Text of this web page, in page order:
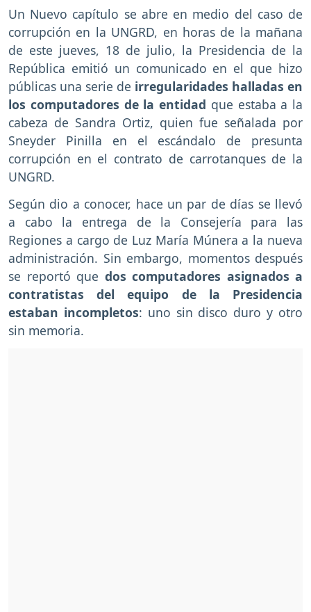
Un Nuevo capítulo se abre en medio del caso de
corrupción en la UNGRD, en horas de la mañana
de este jueves, 18 de julio, la Presidencia de la
República emitió un comunicado en el que hizo
públicas una serie de irregularidades halladas en
los computadores de la entidad que estaba a la
cabeza de Sandra Ortiz, quien fue señalada por
Sneyder Pinilla en el escándalo de presunta
corrupción en el contrato de carrotanques de la
UNGRD.
Según dio a conocer, hace un par de días se llevó
a cabo la entrega de la Consejería para las
Regiones a cargo de Luz María Múnera a la nueva
administración. Sin embargo, momentos después
se reportó que dos computadores asignados a
contratistas del equipo de la Presidencia
estaban incompletos: uno sin disco duro y otro
sin memoria.